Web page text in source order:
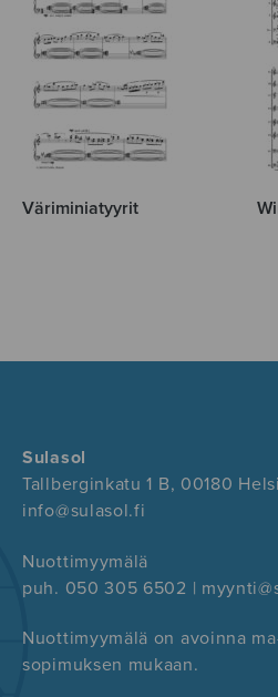
Väriminiatyyrit
Sulasol
Tallberginkatu 1 B, 00180
info@sulasol.fi
Nuottimyymälä
puh. 050 305 6502 |
Nuottimyymälä on avoinna
sopimuksen mukaan.